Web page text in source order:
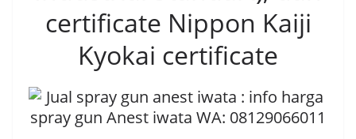
certificate Nippon Kaiji
Kyokai certificate